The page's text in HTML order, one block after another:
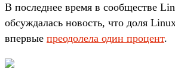
В последнее время в сообществе
обсуждалась новость, что доля
впервые преодолела один процент.